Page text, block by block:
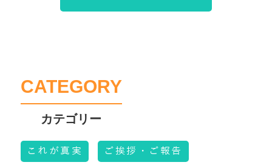
CATEGORY
これが真実 ご挨拶・ご報告